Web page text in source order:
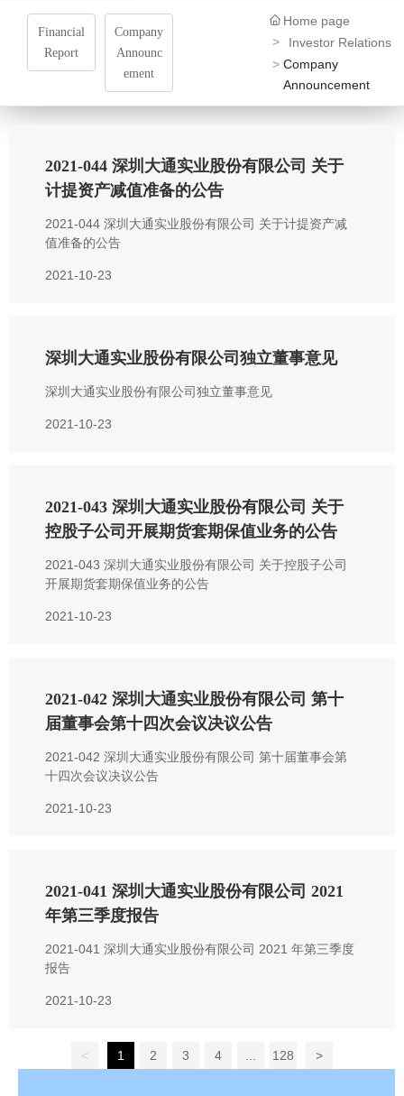
Social Responsibility
Talent Development
Financial
Report
Company
Announc
ement
Home page
Investor Relations
Company
Announcement
2021-044 深圳大通实业股份有限公司 关于
计提资产减值准备的公告
2021-044 深圳大通实业股份有限公司 关于计提资产减
值准备的公告
2021-10-23
深圳大通实业股份有限公司独立董事意见
深圳大通实业股份有限公司独立董事意见
2021-10-23
2021-043 深圳大通实业股份有限公司 关于
控股子公司开展期货套期保值业务的公告
2021-043 深圳大通实业股份有限公司 关于控股子公司
开展期货套期保值业务的公告
2021-10-23
2021-042 深圳大通实业股份有限公司 第十
届董事会第十四次会议决议公告
2021-042 深圳大通实业股份有限公司 第十届董事会第
十四次会议决议公告
2021-10-23
2021-041 深圳大通实业股份有限公司 2021
年第三季度报告
2021-041 深圳大通实业股份有限公司 2021 年第三季度
报告
2021-10-23
< 1 2 3 4 128 >